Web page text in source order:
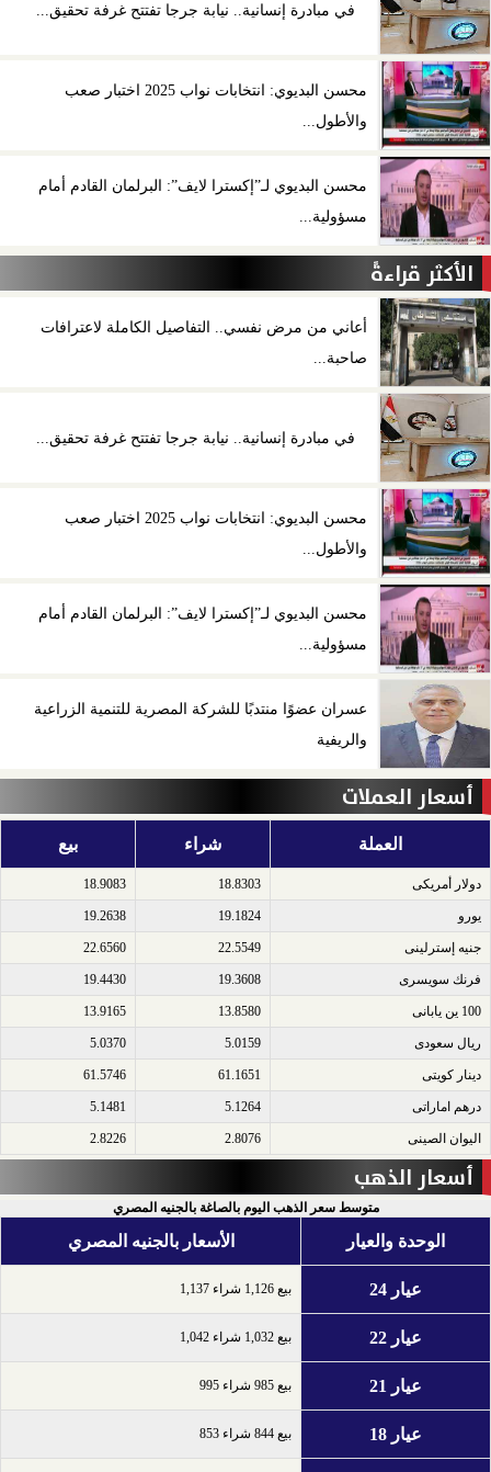
في مبادرة إنسانية.. نيابة جرجا تفتتح غرفة تحقيق...
محسن البديوي: انتخابات نواب 2025 اختبار صعب
والأطول...
محسن البديوي لـ”إكسترا لايف”: البرلمان القادم أمام
مسؤولية...
الأكثر قراءةً
أعاني من مرض نفسي.. التفاصيل الكاملة لاعترافات
صاحبة...
في مبادرة إنسانية.. نيابة جرجا تفتتح غرفة تحقيق...
محسن البديوي: انتخابات نواب 2025 اختبار صعب
والأطول...
محسن البديوي لـ”إكسترا لايف”: البرلمان القادم أمام
مسؤولية...
عسران عضوًا منتدبًا للشركة المصرية للتنمية الزراعية
والريفية
أسعار العملات
العملة شراء بيع
دولار أمريكى​ 18.8303
18.9083
يورو​ 19.1824
19.2638
جنيه إسترلينى​ 22.5549
22.6560
فرنك سويسرى​ 19.3608
19.4430
100 ين يابانى​ 13.8580
13.9165
ريال سعودى​ 5.0159
5.0370
دينار كويتى​ 61.1651
61.5746
درهم اماراتى​ 5.1264
5.1481
اليوان الصينى​ 2.8076
2.8226
أسعار الذهب
متوسط سعر الذهب اليوم بالصاغة بالجنيه المصري
الوحدة والعيار الأسعار بالجنيه المصري
عيار 24 بيع 1,126 شراء 1,137
عيار 22 بيع 1,032 شراء 1,042
عيار 21 بيع 985 شراء 995
عيار 18 بيع 844 شراء 853